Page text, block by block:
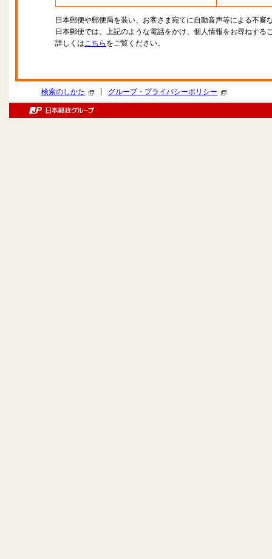
日本郵便や郵便局を装い、お客さま宛てに自動音声等による不審
日本郵便では、上記のような電話をかけ、個人情報をお尋ねする
詳しくはこちら をご覧ください。
検索のしかた グループ・プライバシーポリシー